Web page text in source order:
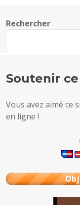
Rechercher
Soutenir
Vous avez aimé ce
en ligne !